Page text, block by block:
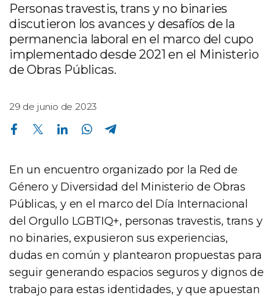
Personas travestis, trans y no binaries
discutieron los avances y desafíos de la
permanencia laboral en el marco del cupo
implementado desde 2021 en el Ministerio
de Obras Públicas.
29 de junio de 2023
Compartir en Facebook Compartir en Twitter Compartir en Linkedin Compartir en Whatsapp
En un encuentro organizado por la Red de
Género y Diversidad del Ministerio de Obras
Públicas, y en el marco del Día Internacional
del Orgullo LGBTIQ+, personas travestis, trans y
no binaries, expusieron sus experiencias,
dudas en común y plantearon propuestas para
seguir generando espacios seguros y dignos de
trabajo para estas identidades, y que apuestan